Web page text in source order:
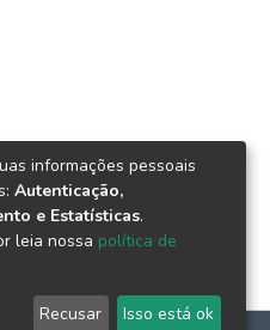
informações pessoais
Autenticação,
e Estatísticas.
leia nossa política de
Recusar Isso está ok